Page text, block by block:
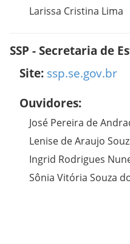
Larissa Cristina Lima
SSP - Secretaria de
Site: ssp.se.gov.br
Ouvidores:
José Pereira de
Lenise de Araujo
Ingrid Rodrigues
Sônia Vitória Souza